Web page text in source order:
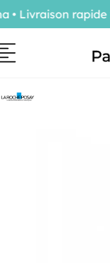
Livraison rapide